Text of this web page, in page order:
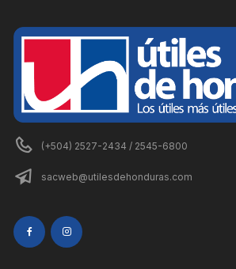
(+504) 2527-2434 / 2545-6800
sacweb@utilesdehonduras.com